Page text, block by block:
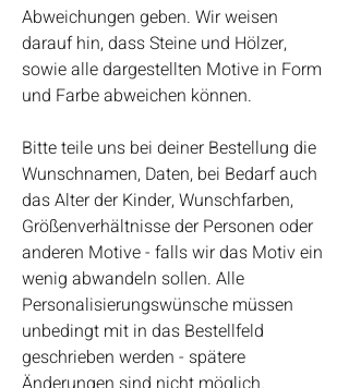
Abweichungen geben. Wir weisen
darauf hin, dass Steine und Hölzer,
sowie alle dargestellten Motive in Form
und Farbe abweichen können.
Bitte teile uns bei deiner Bestellung die
Wunschnamen, Daten, bei Bedarf auch
das Alter der Kinder, Wunschfarben,
Größenverhältnisse der Personen oder
anderen Motive - falls wir das Motiv ein
wenig abwandeln sollen. Alle
Personalisierungswünsche müssen
unbedingt mit in das Bestellfeld
geschrieben werden - spätere